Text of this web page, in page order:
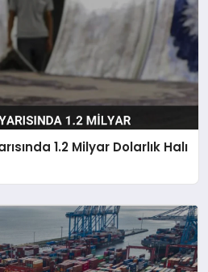
1.2 Milyar Dolarlık Halı